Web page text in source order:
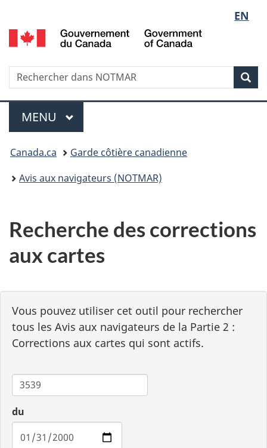
au
contenu
la
HTML
la
langue
EN
of
Recherche
Rechercher
dans
NOTMAR
Menu
MENU PRINCIPAL
Vous
êtes
Canada.ca
Garde côtière canadienne
Avis aux navigateurs (NOTMAR)
Recherche des corrections
aux cartes
Vous pouvez utiliser cet outil pour rechercher
tous les Avis aux navigateurs de la Partie 2 :
Corrections aux cartes qui sont actifs.
Carte
du